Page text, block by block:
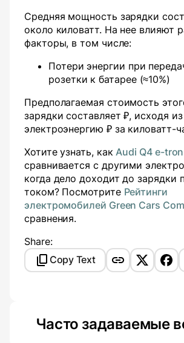
Средняя мощность зарядки
около киловатт. На нее влияют
факторы, в том числе:
Потери энергии при
розетки к батарее (≈10%)
Предполагаемая стоимость
зарядки составляет ₽, исходя
электроэнергию ₽за киловатт-
Хотите узнать, как Audi Q4 e-
сравнивается с другими
когда дело доходит до зарядки
током? Посмотрите Рейтинги
электромобилей Green Cars
сравнения.
Share:
Copy Text
Часто задаваемые